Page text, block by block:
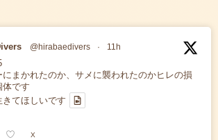
@hirabaedivers · 11h
にまかれたのか、サメに襲われたのかヒレの損
体です
てほしいです
X